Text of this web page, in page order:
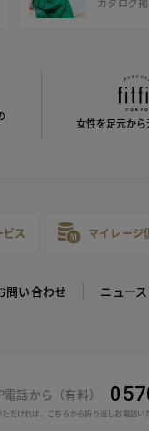
女性を足元から
ビス マイレージ
問い合わせ ニュース
話から（有料）
ただければ、こちらから折り返しお電話い